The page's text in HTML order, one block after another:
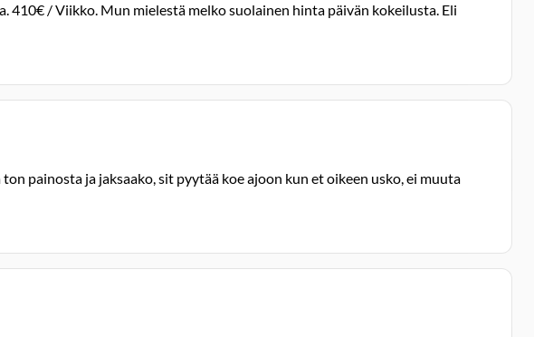
/ Viikko. Mun mielestä melko suolainen hinta päivän kokeilusta. Eli
painosta ja jaksaako, sit pyytää koe ajoon kun et oikeen usko, ei muuta